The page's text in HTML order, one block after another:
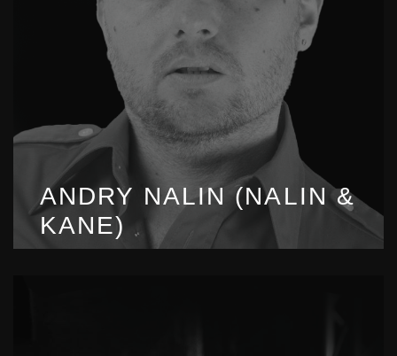
ANDRY NALIN (NALIN &
KANE)